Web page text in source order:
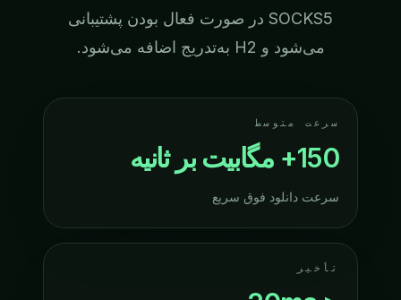
SOCKS5 در صورت فعال بودن پشتیبانی
می‌شود و H2 به‌تدریج اضافه می‌شود.
سرعت متوسط
150+ مگابیت بر ثانیه
سرعت دانلود فوق سریع
تأخیر